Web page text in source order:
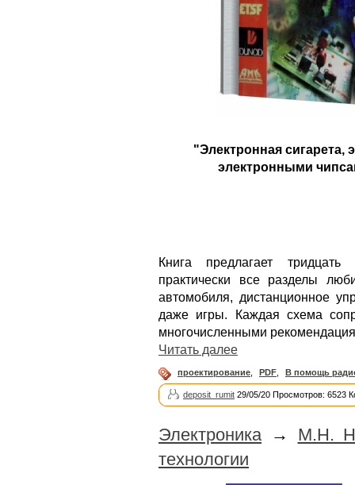
"Электронная сигарета,
электронными
Книга предлагает
практически все разделы
автомобиля, дистанционное
даже игры. Каждая схема
многочисленными
Читать далее
проектирование, PDF, В помощь
deposit_rumit 29/05/20 Просмотров: 6523
Электроника → М.Н.
технологии